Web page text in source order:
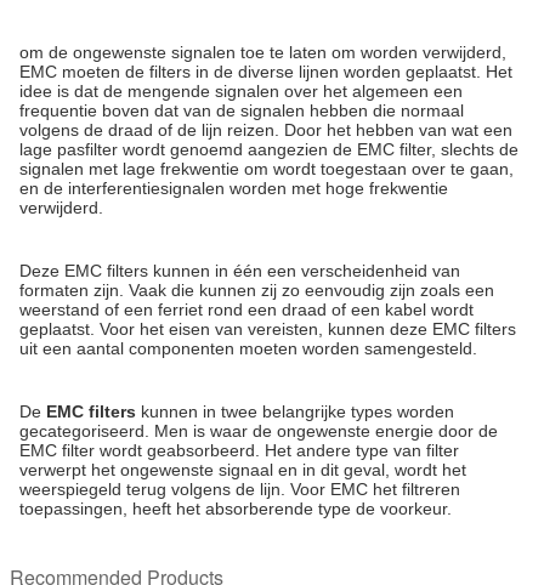
om de ongewenste signalen toe te laten om worden verwijderd,
EMC moeten de filters in de diverse lijnen worden geplaatst. Het
idee is dat de mengende signalen over het algemeen een
frequentie boven dat van de signalen hebben die normaal
volgens de draad of de lijn reizen. Door het hebben van wat een
lage pasfilter wordt genoemd aangezien de EMC filter, slechts de
signalen met lage frekwentie om wordt toegestaan over te gaan,
en de interferentiesignalen worden met hoge frekwentie
verwijderd.
Deze EMC filters kunnen in één een verscheidenheid van
formaten zijn. Vaak die kunnen zij zo eenvoudig zijn zoals een
weerstand of een ferriet rond een draad of een kabel wordt
geplaatst. Voor het eisen van vereisten, kunnen deze EMC filters
uit een aantal componenten moeten worden samengesteld.
De EMC filters kunnen in twee belangrijke types worden
gecategoriseerd. Men is waar de ongewenste energie door de
EMC filter wordt geabsorbeerd. Het andere type van filter
verwerpt het ongewenste signaal en in dit geval, wordt het
weerspiegeld terug volgens de lijn. Voor EMC het filtreren
toepassingen, heeft het absorberende type de voorkeur.
Recommended Products